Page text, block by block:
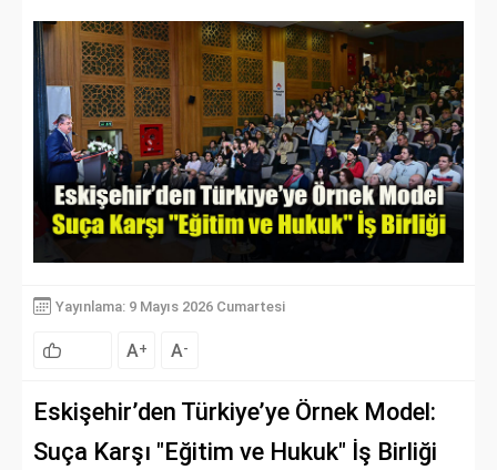
Yayınlama: 9 Mayıs 2026 Cumartesi
A+ A-
Eskişehir’den Türkiye’ye Örnek Model:
Suça Karşı "Eğitim ve Hukuk" İş Birliği